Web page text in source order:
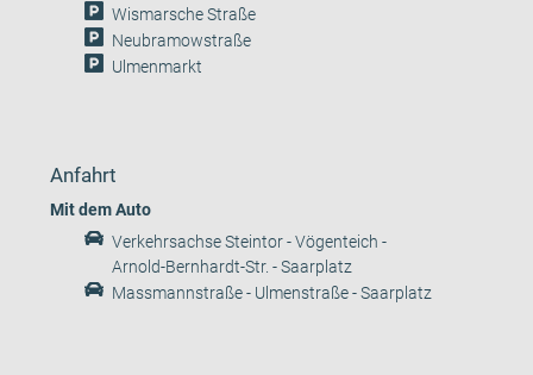
Wismarsche Straße
Neubramowstraße
Ulmenmarkt
Anfahrt
Mit dem Auto
Verkehrsachse Steintor - Vögenteich -
Arnold-Bernhardt-Str. - Saarplatz
Massmannstraße - Ulmenstraße - Saarplatz